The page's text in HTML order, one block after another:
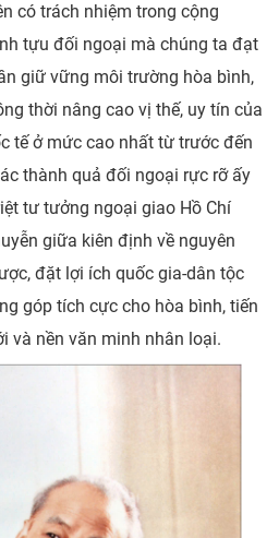
có trách nhiệm trong cộng
tựu đối ngoại mà chúng ta đạt
giữ vững môi trường hòa bình,
thời nâng cao vị thế, uy tín của
tế ở mức cao nhất từ trước đến
thành quả đối ngoại rực rỡ ấy
tư tưởng ngoại giao Hồ Chí
giữa kiên định về nguyên
đặt lợi ích quốc gia-dân tộc
góp tích cực cho hòa bình, tiến
và nền văn minh nhân loại.